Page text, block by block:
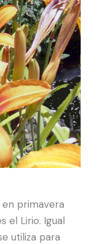
primavera
el Lirio. Igual
utiliza para